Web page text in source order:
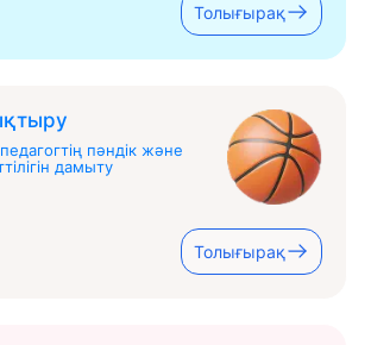
Толығырақ
пәндік және
дамыту
Толығырақ